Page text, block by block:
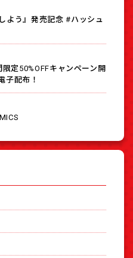
よう』発売記念 #ハッシュ
定50%OFFキャンペーン開
子配布！